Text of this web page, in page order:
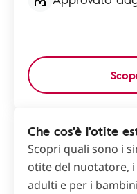
Che cos'è l'otite
Scopri quali sono i
otite del nuotatore,
adulti e per i